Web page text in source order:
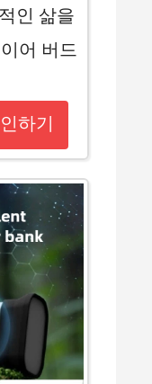
인 삶을
어 버드
하기